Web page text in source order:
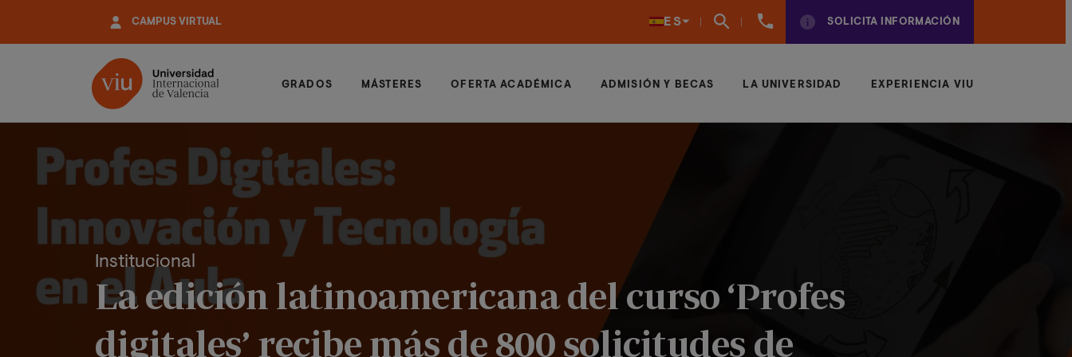
contenido
CAMPUS VIRTUAL ES
960
SOLICITA INFORMACIÓN
GRADOS MÁSTERES OFERTA ACADÉMICA ADMISIÓN Y BECAS LA UNIVERSIDAD EXPERIENCIA VIU
Institucional
La edición latinoamericana del curso ‘Profes
digitales’ recibe más de 800 solicitudes de